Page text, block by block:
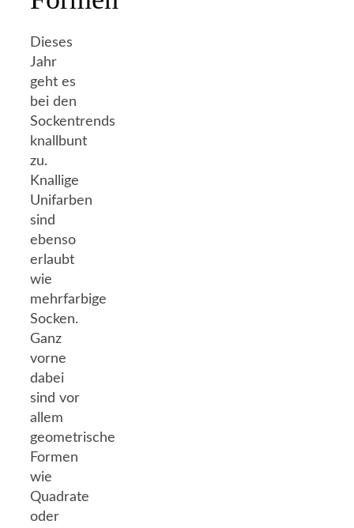
Dieses
Jahr
geht es
bei den
Sockentrends
knallbunt
zu.
Knallige
Unifarben
sind
ebenso
erlaubt
wie
mehrfarbige
Socken.
Ganz
vorne
dabei
sind vor
allem
geometrische
Formen
wie
Quadrate
oder